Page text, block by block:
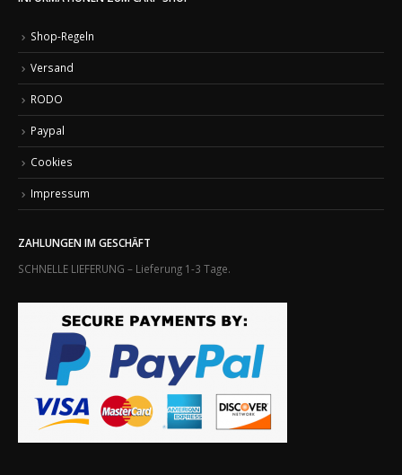
Shop-Regeln
Versand
RODO
Paypal
Cookies
Impressum
ZAHLUNGEN IM GESCHÄFT
SCHNELLE LIEFERUNG – Lieferung 1-3 Tage.